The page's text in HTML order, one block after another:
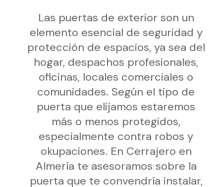
Las puertas de exterior son un
elemento esencial de seguridad y
protección de espacios, ya sea del
hogar, despachos profesionales,
oficinas, locales comerciales o
comunidades. Según el tipo de
puerta que elijamos estaremos
más o menos protegidos,
especialmente contra robos y
okupaciones. En Cerrajero en
Almería te asesoramos sobre la
puerta que te convendría instalar,